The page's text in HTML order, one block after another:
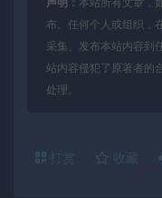
声明： 本站所有文章，
布。任何个人或组织，
采集、发布本站内容到
站内容侵犯了原著者的
处理。
打赏 收藏